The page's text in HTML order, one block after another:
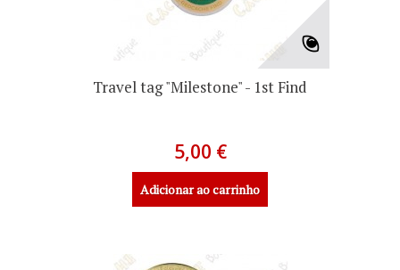
Travel tag "Milestone" - 1st Find
5,00 €
Adicionar ao carrinho